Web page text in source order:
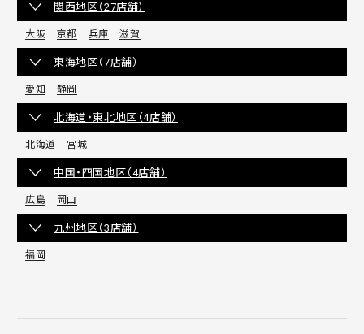
関西地区（27店舗）
大阪 京都 兵庫 滋賀
東海地区（7店舗）
愛知 静岡
北海道・東北地区（4店舗）
北海道 宮城
中国・四国地区（4店舗）
広島 岡山
九州地区（3店舗）
福岡